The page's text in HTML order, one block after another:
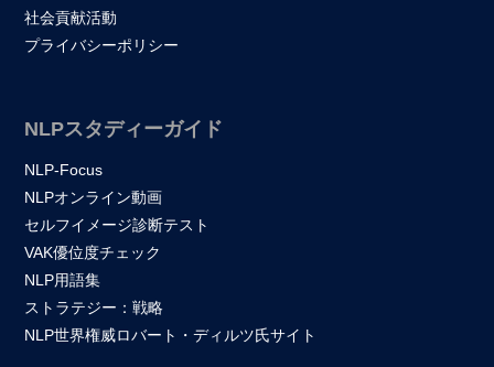
社会貢献活動
プライバシーポリシー
NLPスタディーガイド
NLP-Focus
NLPオンライン動画
セルフイメージ診断テスト
VAK優位度チェック
NLP用語集
ストラテジー：戦略
NLP世界権威ロバート・ディルツ氏サイト